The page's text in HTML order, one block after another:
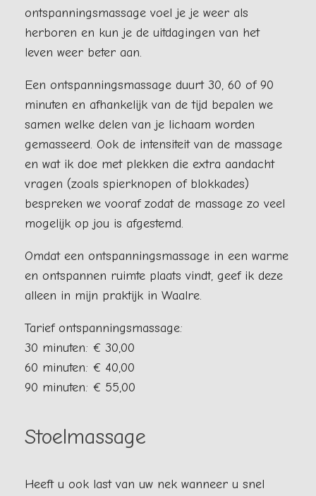
ontspanningsmassage voel je je weer als
herboren en kun je de uitdagingen van het
leven weer beter aan.
Een ontspanningsmassage duurt 30, 60 of 90
minuten en afhankelijk van de tijd bepalen we
samen welke delen van je lichaam worden
gemasseerd. Ook de intensiteit van de massage
en wat ik doe met plekken die extra aandacht
vragen (zoals spierknopen of blokkades)
bespreken we vooraf zodat de massage zo veel
mogelijk op jou is afgestemd.
Omdat een ontspanningsmassage in een warme
en ontspannen ruimte plaats vindt, geef ik deze
alleen in mijn praktijk in Waalre.
Tarief ontspanningsmassage:
30 minuten: € 30,00
60 minuten: € 40,00
90 minuten: € 55,00
Stoelmassage
Heeft u ook last van uw nek wanneer u snel